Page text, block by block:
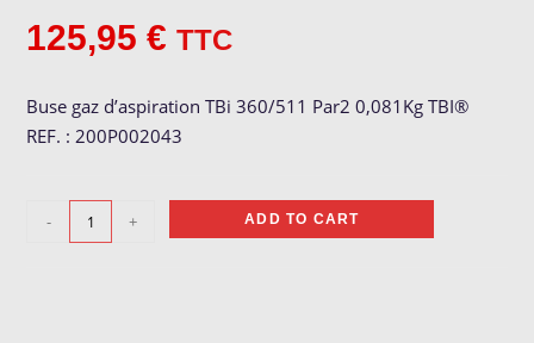
125,95€ TTC
Buse gaz d’aspiration TBi 360/511 Par2 0,081Kg TBI®
REF. : 200P002043
- + ADD TO CART